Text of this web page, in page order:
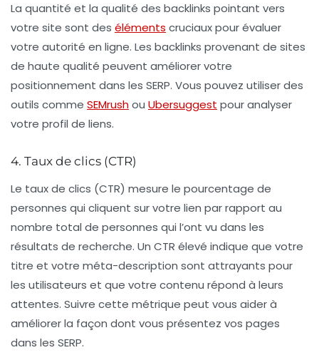
La quantité et la qualité des backlinks pointant vers
votre site sont des éléments cruciaux pour évaluer
votre autorité en ligne. Les backlinks provenant de sites
de haute qualité peuvent améliorer votre
positionnement dans les SERP. Vous pouvez utiliser des
outils comme SEMrushou Ubersuggest pour analyser
votre profil de liens.
4. Taux de clics (CTR)
Le taux de clics (CTR) mesure le pourcentage de
personnes qui cliquent sur votre lien par rapport au
nombre total de personnes qui l’ont vu dans les
résultats de recherche. Un CTR élevé indique que votre
titre et votre méta-description sont attrayants pour
les utilisateurs et que votre contenu répond à leurs
attentes. Suivre cette métrique peut vous aider à
améliorer la façon dont vous présentez vos pages
dans les SERP.